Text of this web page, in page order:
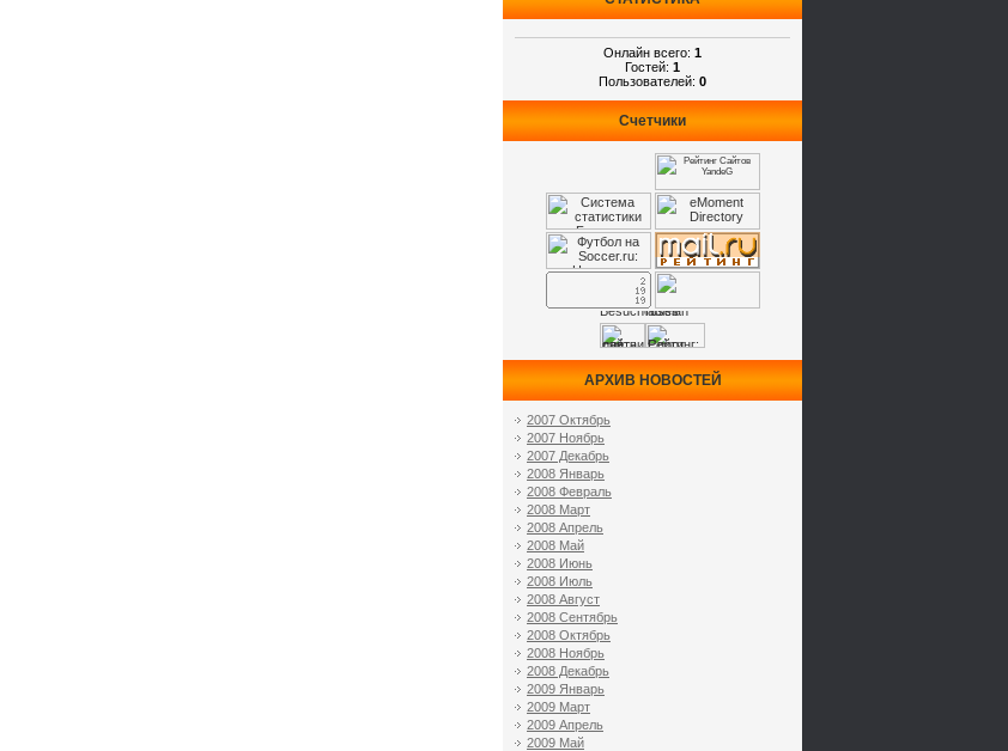
Онлайн всего: 1
Гостей: 1
Пользователей: 0
Счетчики
АРХИВ НОВОСТЕЙ
2007 Октябрь
2007 Ноябрь
2007 Декабрь
2008 Январь
2008 Февраль
2008 Март
2008 Апрель
2008 Май
2008 Июнь
2008 Июль
2008 Август
2008 Сентябрь
2008 Октябрь
2008 Ноябрь
2008 Декабрь
2009 Январь
2009 Март
2009 Апрель
2009 Май